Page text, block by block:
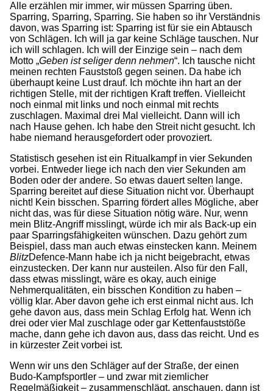
Alle erzählen mir immer, wir müssen Sparring üben.
Sparring, Sparring, Sparring. Sie haben so ihr Verständnis
davon, was Sparring ist: Sparring ist für sie ein Abtausch
von Schlägen. Ich will ja gar keine Schläge tauschen. Nur
ich will schlagen. Ich will der Einzige sein – nach dem
Motto „Geben ist seliger denn nehmen“. Ich tausche nicht
meinen rechten Fauststoß gegen seinen. Da habe ich
überhaupt keine Lust drauf. Ich möchte ihn hart an der
richtigen Stelle, mit der richtigen Kraft treffen. Vielleicht
noch einmal mit links und noch einmal mit rechts
zuschlagen. Maximal drei Mal vielleicht. Dann will ich
nach Hause gehen. Ich habe den Streit nicht gesucht. Ich
habe niemand herausgefordert oder provoziert.
Statistisch gesehen ist ein Ritualkampf in vier Sekunden
vorbei. Entweder liege ich nach den vier Sekunden am
Boden oder der andere. So etwas dauert selten lange.
Sparring bereitet auf diese Situation nicht vor. Überhaupt
nicht! Kein bisschen. Sparring fördert alles Mögliche, aber
nicht das, was für diese Situation nötig wäre. Nur, wenn
mein Blitz-Angriff misslingt, würde ich mir als Back-up ein
paar Sparringsfähigkeiten wünschen. Dazu gehört zum
Beispiel, dass man auch etwas einstecken kann. Meinem
BlitzDefence-Mann habe ich ja nicht beigebracht, etwas
einzustecken. Der kann nur austeilen. Also für den Fall,
dass etwas misslingt, wäre es okay, auch einige
Nehmerqualitäten, ein bisschen Kondition zu haben –
völlig klar. Aber davon gehe ich erst einmal nicht aus. Ich
gehe davon aus, dass mein Schlag Erfolg hat. Wenn ich
drei oder vier Mal zuschlage oder gar Kettenfauststöße
mache, dann gehe ich davon aus, dass das reicht. Und es
in kürzester Zeit vorbei ist.
Wenn wir uns den Schläger auf der Straße, der einen
Budo-Kampfsportler – und zwar mit ziemlicher
Regelmäßigkeit – zusammenschlägt, anschauen, dann ist